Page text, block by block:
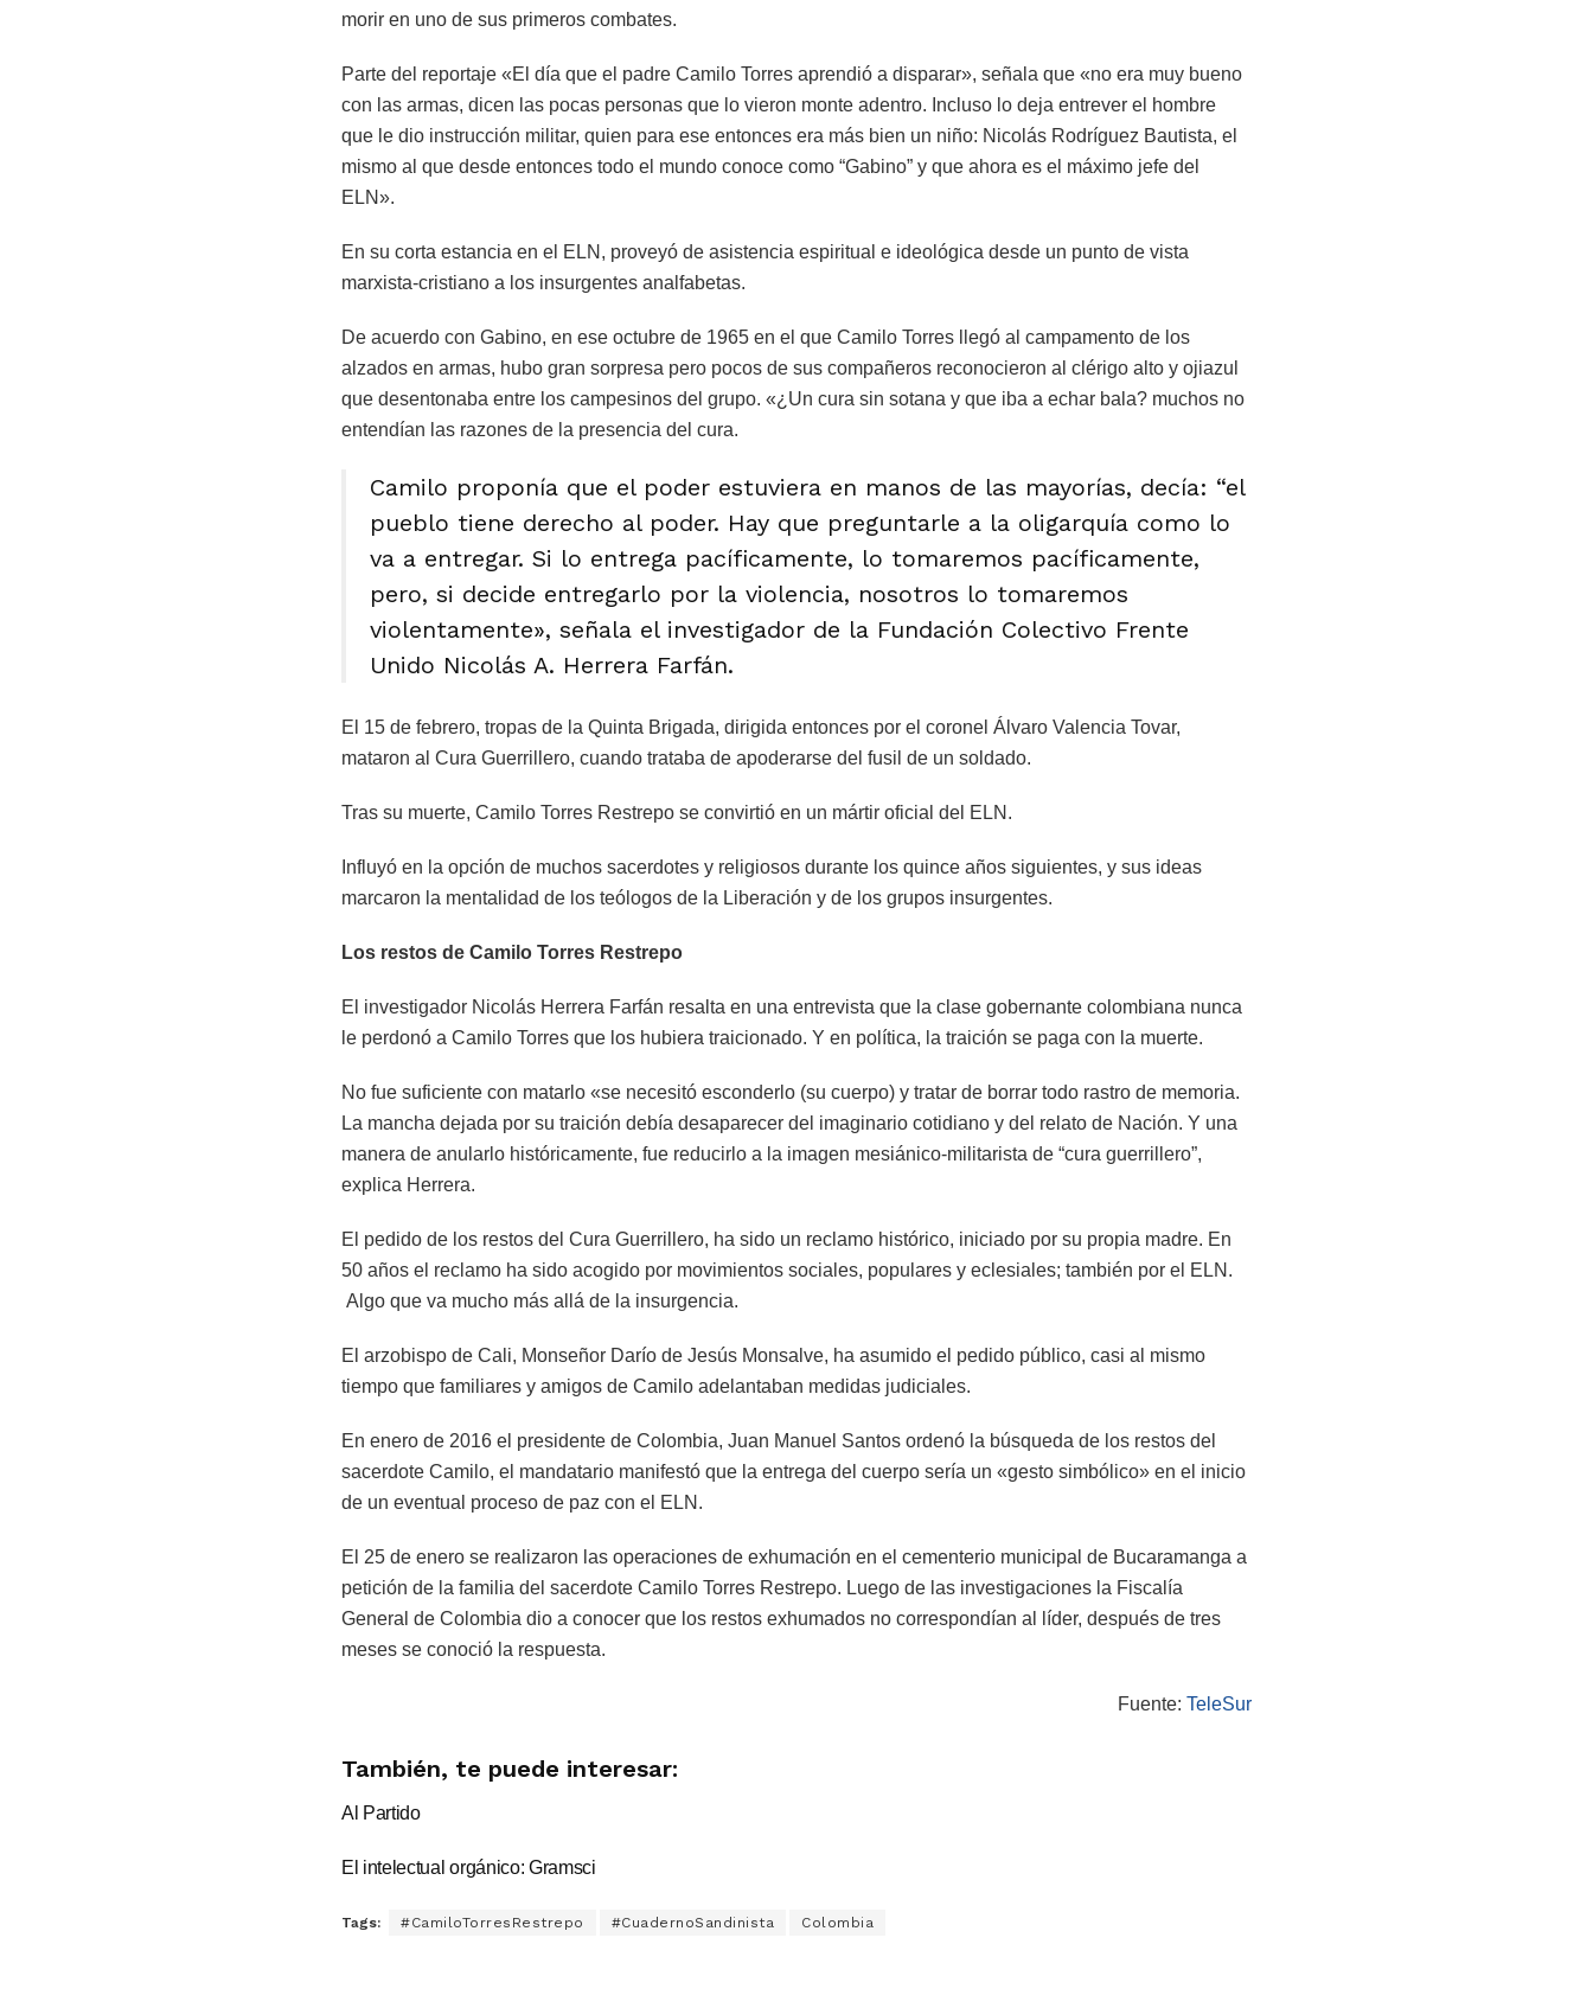
morir en uno de sus primeros combates.
Parte del reportaje «El día que el padre Camilo Torres aprendió a disparar», señala que «no era muy bueno
con las armas, dicen las pocas personas que lo vieron monte adentro. Incluso lo deja entrever el hombre
que le dio instrucción militar, quien para ese entonces era más bien un niño: Nicolás Rodríguez Bautista, el
mismo al que desde entonces todo el mundo conoce como “Gabino” y que ahora es el máximo jefe del
ELN».
En su corta estancia en el ELN, proveyó de asistencia espiritual e ideológica desde un punto de vista
marxista-cristiano a los insurgentes analfabetas.
De acuerdo con Gabino, en ese octubre de 1965 en el que Camilo Torres llegó al campamento de los
alzados en armas, hubo gran sorpresa pero pocos de sus compañeros reconocieron al clérigo alto y ojiazul
que desentonaba entre los campesinos del grupo. «¿Un cura sin sotana y que iba a echar bala? muchos no
entendían las razones de la presencia del cura.
Camilo proponía que el poder estuviera en manos de las mayorías, decía: “el
pueblo tiene derecho al poder. Hay que preguntarle a la oligarquía como lo
va a entregar. Si lo entrega pacíficamente, lo tomaremos pacíficamente,
pero, si decide entregarlo por la violencia, nosotros lo tomaremos
violentamente», señala el investigador de la Fundación Colectivo Frente
Unido Nicolás A. Herrera Farfán.
El 15 de febrero, tropas de la Quinta Brigada, dirigida entonces por el coronel Álvaro Valencia Tovar,
mataron al Cura Guerrillero, cuando trataba de apoderarse del fusil de un soldado.
Tras su muerte, Camilo Torres Restrepo se convirtió en un mártir oficial del ELN.
Influyó en la opción de muchos sacerdotes y religiosos durante los quince años siguientes, y sus ideas
marcaron la mentalidad de los teólogos de la Liberación y de los grupos insurgentes.
Los restos de Camilo Torres Restrepo
El investigador Nicolás Herrera Farfán resalta en una entrevista que la clase gobernante colombiana nunca
le perdonó a Camilo Torres que los hubiera traicionado. Y en política, la traición se paga con la muerte.
No fue suficiente con matarlo «se necesitó esconderlo (su cuerpo) y tratar de borrar todo rastro de memoria.
La mancha dejada por su traición debía desaparecer del imaginario cotidiano y del relato de Nación. Y una
manera de anularlo históricamente, fue reducirlo a la imagen mesiánico-militarista de “cura guerrillero”,
explica Herrera.
El pedido de los restos del Cura Guerrillero, ha sido un reclamo histórico, iniciado por su propia madre. En
50 años el reclamo ha sido acogido por movimientos sociales, populares y eclesiales; también por el ELN.
Algo que va mucho más allá de la insurgencia.
El arzobispo de Cali, Monseñor Darío de Jesús Monsalve, ha asumido el pedido público, casi al mismo
tiempo que familiares y amigos de Camilo adelantaban medidas judiciales.
En enero de 2016 el presidente de Colombia, Juan Manuel Santos ordenó la búsqueda de los restos del
sacerdote Camilo, el mandatario manifestó que la entrega del cuerpo sería un «gesto simbólico» en el inicio
de un eventual proceso de paz con el ELN.
El 25 de enero se realizaron las operaciones de exhumación en el cementerio municipal de Bucaramanga a
petición de la familia del sacerdote Camilo Torres Restrepo. Luego de las investigaciones la Fiscalía
General de Colombia dio a conocer que los restos exhumados no correspondían al líder, después de tres
meses se conoció la respuesta.
Fuente: TeleSur
También, te puede interesar:
Al Partido
El intelectual orgánico: Gramsci
Tags: #CamiloTorresRestrepo #CuadernoSandinista Colombia